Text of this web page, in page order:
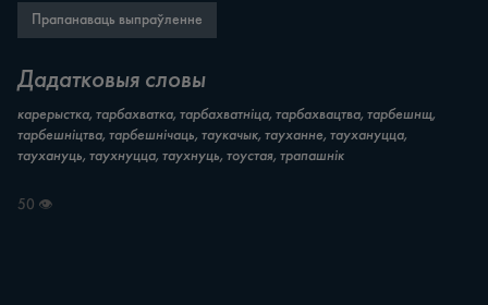
Прапанаваць выпраўленне
Дадатковыя словы
карерыстка, тарбахватка, тарбахватніца, тарбахвацтва, тарбешнщ,
тарбешніцтва, тарбешнічаць, таукачык, тауханне, таухануцца,
таухануць, таухнуцца, таухнуць, тоустая, трапашнік
50 👁